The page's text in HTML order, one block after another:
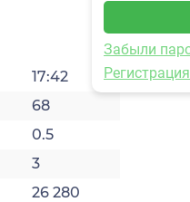
Забыли
Регистрация
17:42
68
0.5
3
26 280